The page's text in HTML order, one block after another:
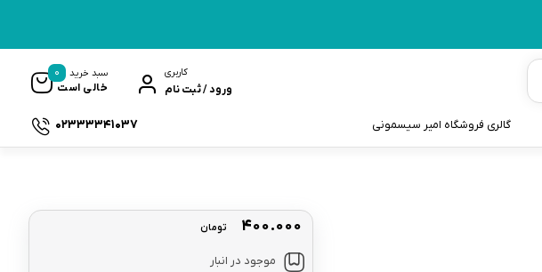
کاربری
ورود / ثبت نام
سبد خرید
خالی است
0
گالری فروشگاه امیر سیسمونی 02333341037
۴۰۰.۰۰۰ تومان
موجود در انبار